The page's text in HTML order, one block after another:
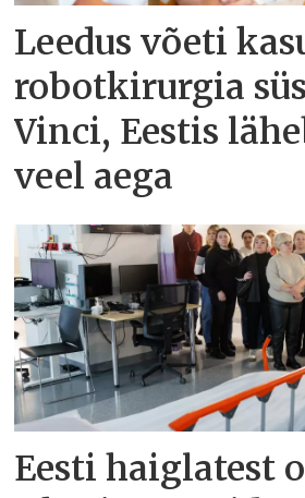
Leedus võeti
robotkirurgia
Vinci, Eestis
veel aega
Eesti haiglatest